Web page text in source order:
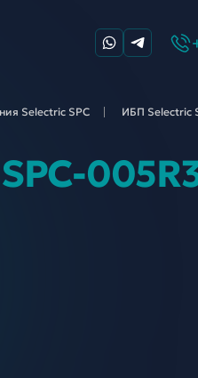
Selectric SPC ИБП Selectric